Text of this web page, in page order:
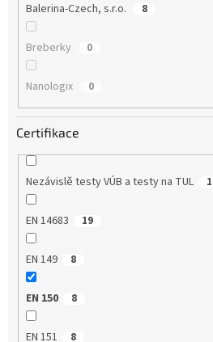
Balerina-Czech, s.r.o. 8
Breberky 0
Nanologix 0
Certifikace
Nezávislě testy VÚB a testy na TUL 1
EN 14683 19
EN 149 8
EN 150 8
EN 151 8